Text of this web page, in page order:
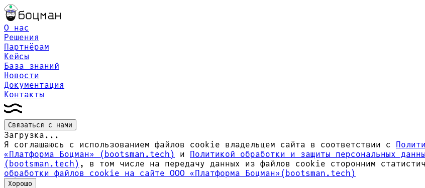
О нас
Решения
Партнёрам
Кейсы
База знаний
Новости
Документация
Контакты
Связаться с нами
Загрузка...
Я соглашаюсь с использованием файлов cookie владельцем сайта в соответствии с
«Платформа Боцман» (bootsman.tech)
и Политикой обработки и защиты персональных
(bootsman.tech) , в том числе на передачу данных из файлов cookie сторонним
обработки файлов сookie на сайте ООО «Платформа Боцман»(bootsman.tech)
Хорошо